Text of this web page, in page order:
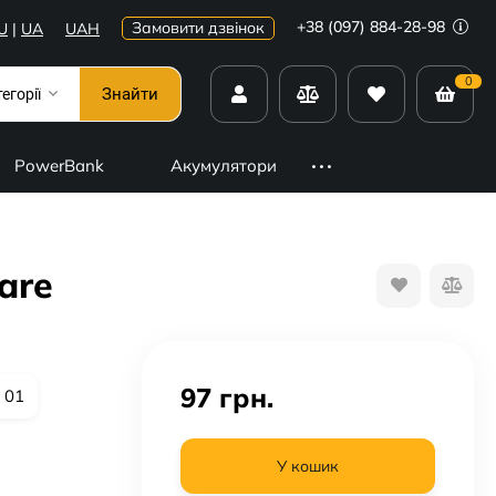
| UA UAH Замовити дзвінок +38 (097) 884-28-98
Знайти
0
PowerBank Акумулятори
97 грн.
У кошик